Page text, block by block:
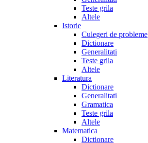
Teste grila
Altele
Istorie
Culegeri de probleme
Dictionare
Generalitati
Teste grila
Altele
Literatura
Dictionare
Generalitati
Gramatica
Teste grila
Altele
Matematica
Dictionare